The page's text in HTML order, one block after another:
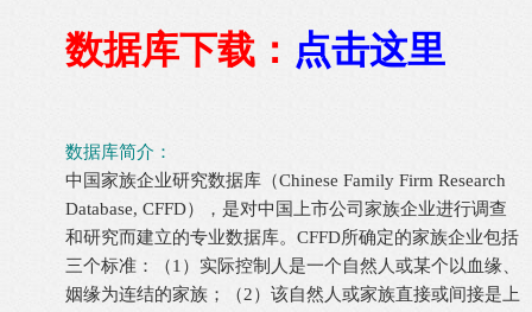
数据库下载： 点击这里
数据库简介：
中国家族企业研究数据库（Chinese Family Firm Research
Database, CFFD），是对中国上市公司家族企业进行调查
和研究而建立的专业数据库。CFFD所确定的家族企业包括
三个标准：（1）实际控制人是一个自然人或某个以血缘、
姻缘为连结的家族；（2）该自然人或家族直接或间接是上